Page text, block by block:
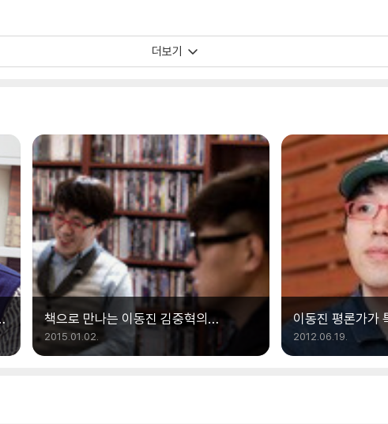
더보기
책으로 만나는 이동진 김중혁의
빨간책방
2015.01.02.
이동진 평론가가
읽어드립니다 - <
2012.06.19.